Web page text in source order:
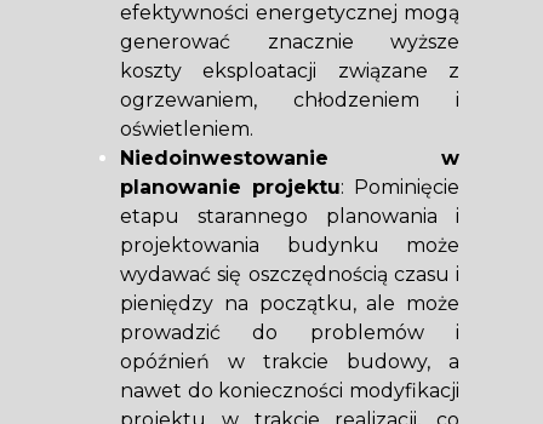
efektywności energetycznej mogą
generować znacznie wyższe
koszty eksploatacji związane z
ogrzewaniem, chłodzeniem i
oświetleniem.
Niedoinwestowanie w
planowanie projektu: Pominięcie
etapu starannego planowania i
projektowania budynku może
wydawać się oszczędnością czasu i
pieniędzy na początku, ale może
prowadzić do problemów i
opóźnień w trakcie budowy, a
nawet do konieczności modyfikacji